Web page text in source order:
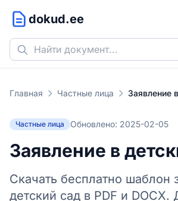
dokud.ee
Главная Частные лица Заявление
Частные лица Обновлено: 2025-02-05
Заявление в
Скачать бесплатно шаблон
детский сад в PDF и